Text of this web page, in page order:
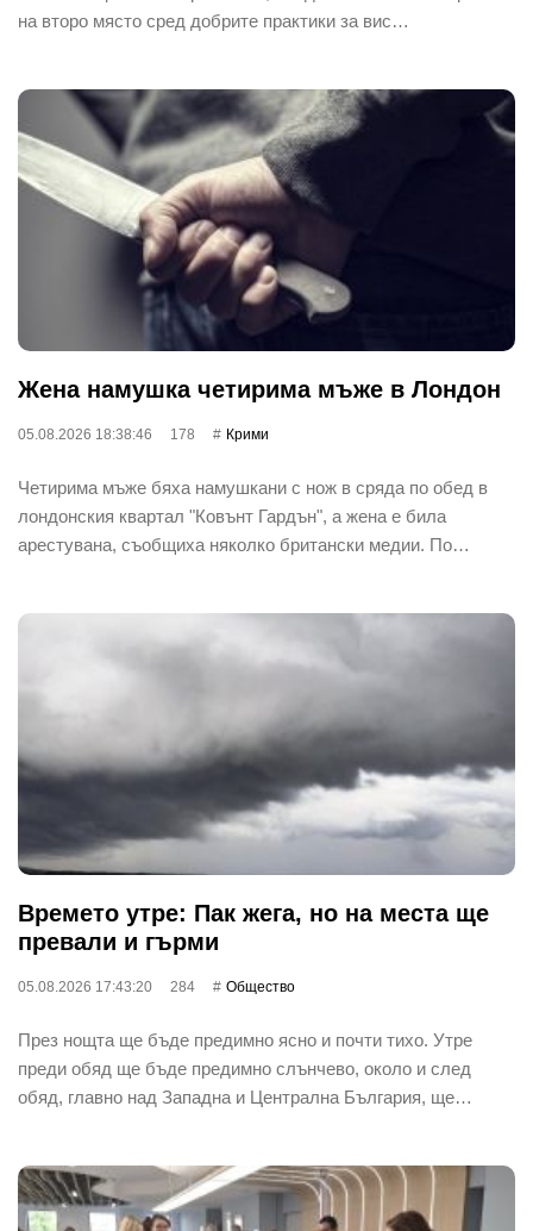
на второ място сред добрите практики за вис…
Жена намушка четирима мъже в Лондон
05.08.2026 18:38:46 178 Крими
Четирима мъже бяха намушкани с нож в сряда по обед в
лондонския квартал "Ковънт Гардън", а жена е била
арестувана, съобщиха няколко британски медии. По…
Времето утре: Пак жега, но на места ще
превали и гърми
05.08.2026 17:43:20 284 Общество
През нощта ще бъде предимно ясно и почти тихо. Утре
преди обяд ще бъде предимно слънчево, около и след
обяд, главно над Западна и Централна България, ще…